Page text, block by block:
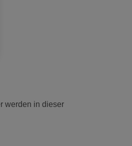
werden in dieser